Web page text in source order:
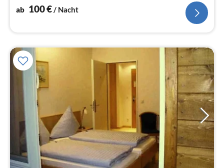
den Urlaub unabhängig...
ab 100€/ Nacht